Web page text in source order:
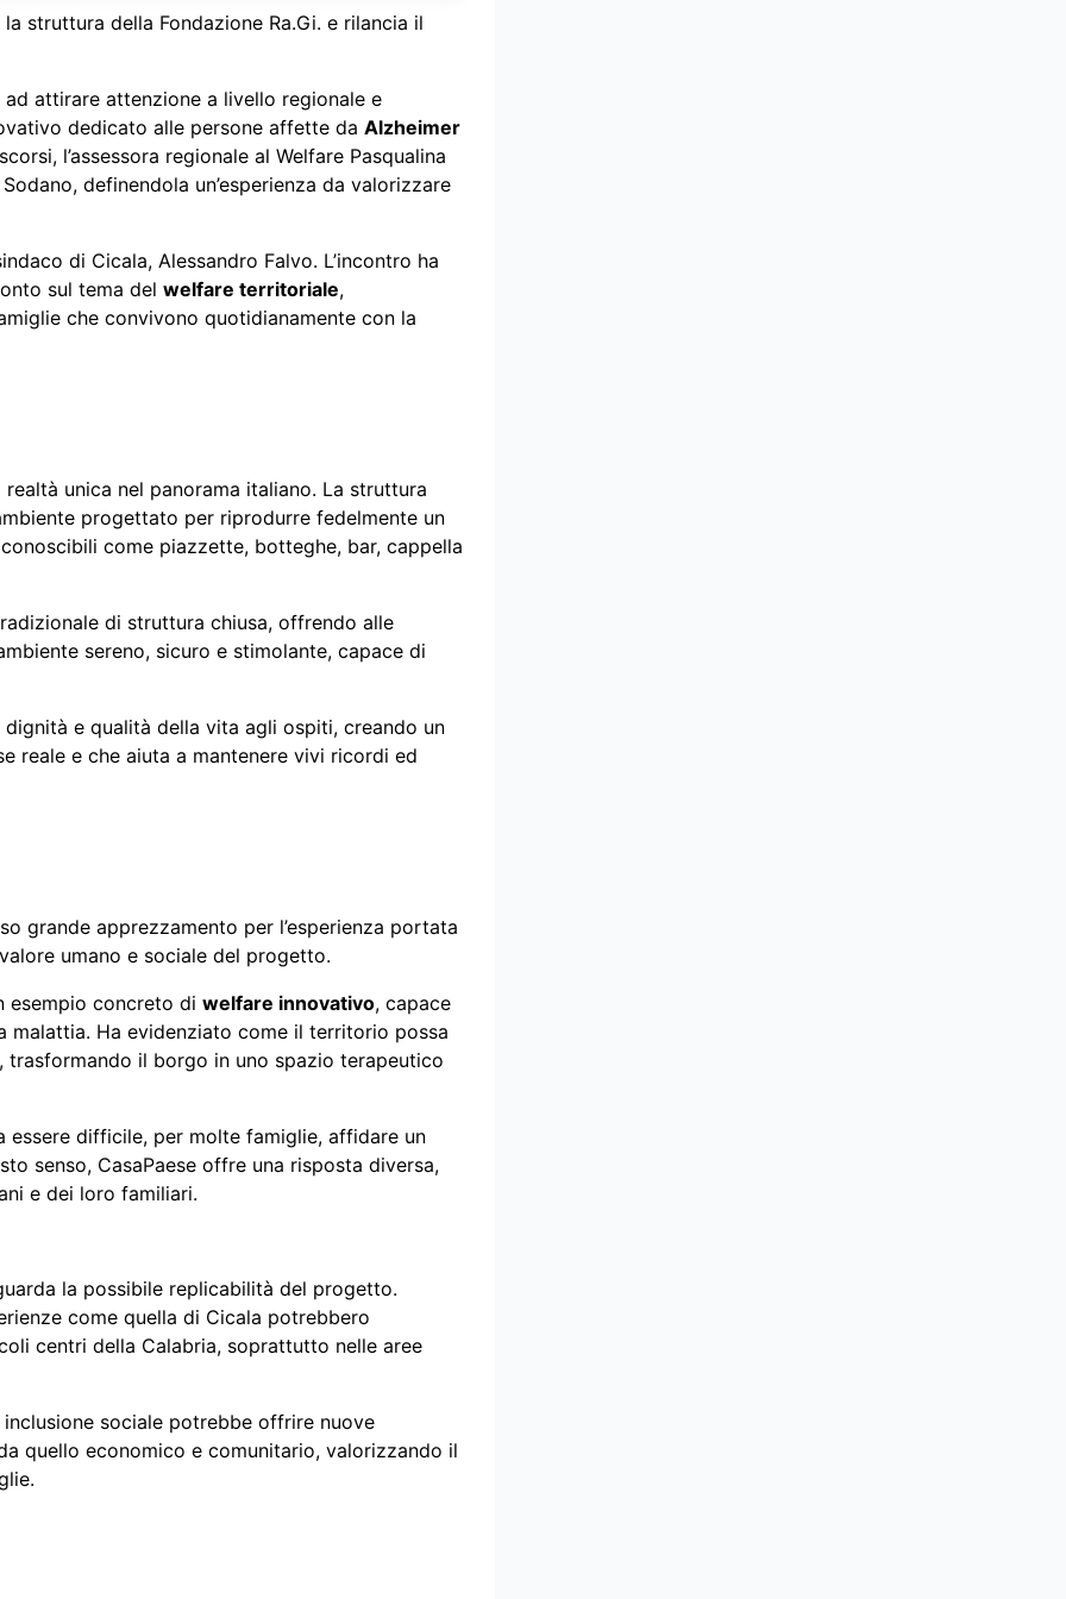
struttura della Fondazione Ra.Gi. e rilancia il
attirare attenzione a livello regionale e
dedicato alle persone affette da Alzheimer
l’assessora regionale al Welfare Pasqualina
definendola un’esperienza da valorizzare
di Cicala, Alessandro Falvo. L’incontro ha
sul tema del welfare territoriale,
che convivono quotidianamente con la
unica nel panorama italiano. La struttura
progettato per riprodurre fedelmente un
come piazzette, botteghe, bar, cappella
di struttura chiusa, offrendo alle
sereno, sicuro e stimolante, capace di
e qualità della vita agli ospiti, creando un
reale e che aiuta a mantenere vivi ricordi ed
grande apprezzamento per l’esperienza portata
umano e sociale del progetto.
esempio concreto di welfare innovativo, capace
Ha evidenziato come il territorio possa
il borgo in uno spazio terapeutico
essere difficile, per molte famiglie, affidare un
senso, CasaPaese offre una risposta diversa,
e dei loro familiari.
la possibile replicabilità del progetto.
come quella di Cicala potrebbero
centri della Calabria, soprattutto nelle aree
sociale potrebbe offrire nuove
quello economico e comunitario, valorizzando il